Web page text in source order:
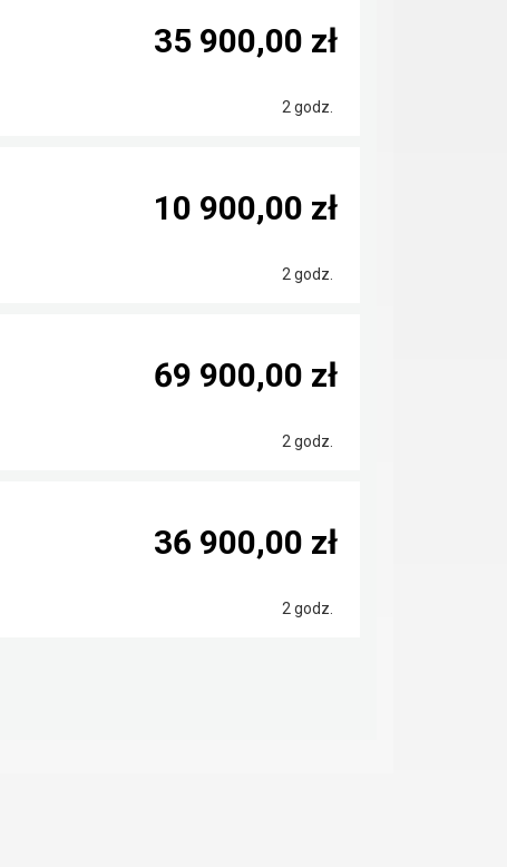
2 godz.
35 900,00 zł
2 godz.
10 900,00 zł
2 godz.
69 900,00 zł
2 godz.
36 900,00 zł